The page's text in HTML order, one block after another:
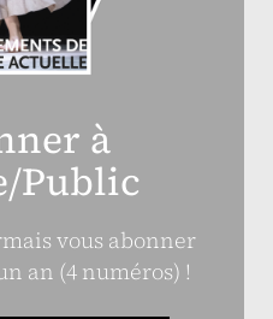
à
Public
vous abonner
an (4 numéros) !